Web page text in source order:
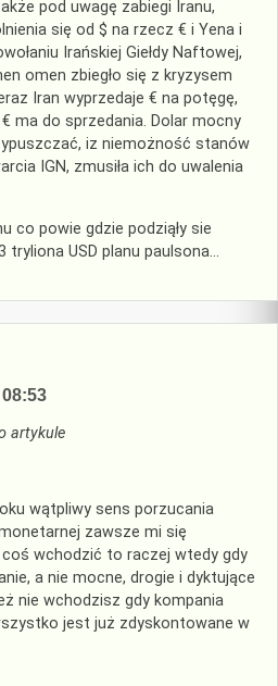
pod uwagę zabiegi Iranu,
się od $ na rzecz € i Yena i
Irańskiej Giełdy Naftowej,
omen zbiegło się z kryzysem
Iran wyprzedaje € na potęgę,
ma do sprzedania. Dolar mocny
iz niemożność stanów
IGN, zmusiła ich do uwalenia
co powie gdzie podziąły sie
tryliona USD planu paulsona…
artykule
wątpliwy sens porzucania
zawsze mi się
coś wchodzić to raczej wtedy gdy
a nie mocne, drogie i dyktujące
nie wchodzisz gdy kompania
jest już zdyskontowane w